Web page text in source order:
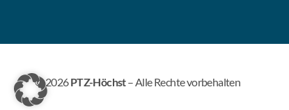
© 2026PTZ-Höchst– Alle Rechte vorbehalten